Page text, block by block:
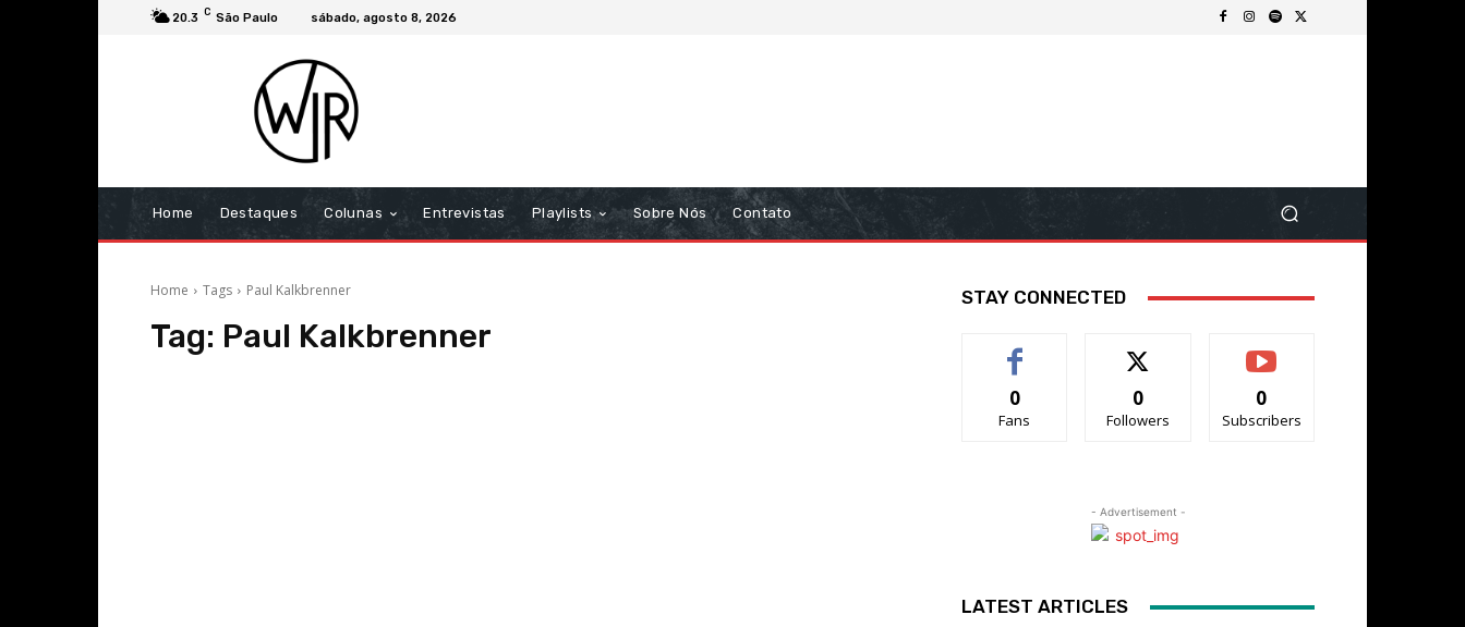
20.3 C São Paulo sábado, agosto 8, 2026
Home Destaques Colunas Entrevistas Playlists Sobre Nós Contato
Home Tags Paul Kalkbrenner
Tag: Paul Kalkbrenner
STAY CONNECTED
0
Fans
0
Followers
0
Subscribers
- Advertisement -
LATEST ARTICLES